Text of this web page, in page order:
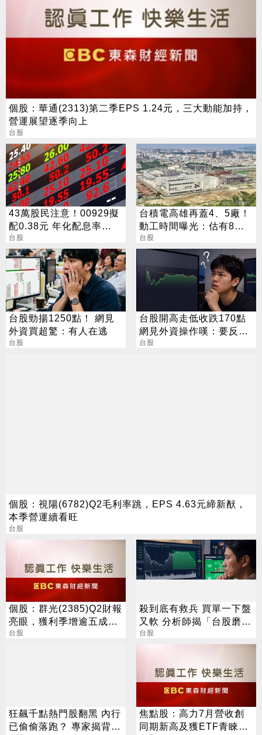
個股：華通(2313)第二季EPS 1.24元，三大動能加持，
營運展望逐季向上
台股
43萬股民注意！00929擬
配0.38元 年化配息率
16.5%
台股
台積電高雄再蓋4、5廠！
動工時間曝光：估有8千
員工
台股
台股勁揚1250點！ 網見
外資買超驚：有人在逃
台股
台股開高走低收跌170點
網見外資操作嘆：要反轉
了嗎？
台股
個股：視陽(6782)Q2毛利率跳，EPS 4.63元締新猷，
本季營運續看旺
台股
個股：群光(2385)Q2財報
亮眼，獲利季增逾五成，
H1賺逾半股本
台股
殺到底有救兵 買單一下盤
又軟 分析師揭「台股磨
人」背後真相
台股
狂飆千點熱門股翻黑 內行
已偷偷落跑？ 專家揭背後
焦點股：高力7月營收創
同期新高及獲ETF青睞，